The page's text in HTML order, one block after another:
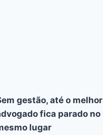
gestão, até o melhor
fica parado no
lugar